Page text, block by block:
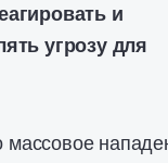
и
угрозу для
массовое